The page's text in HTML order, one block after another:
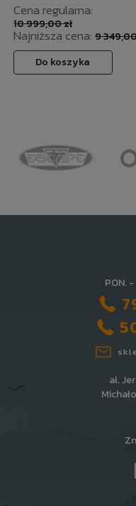
Cena regularna:
10 999,00 zł
Najniższa cena: 9
Do koszyka
PON.
al.